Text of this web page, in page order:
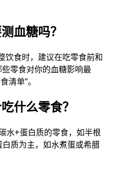
血糖吗？
饮食时，建议在吃零食前和
零食对你的血糖影响最
清单”。
什么零食？
水+蛋白质的零食，如半根
质为主，如水煮蛋或希腊